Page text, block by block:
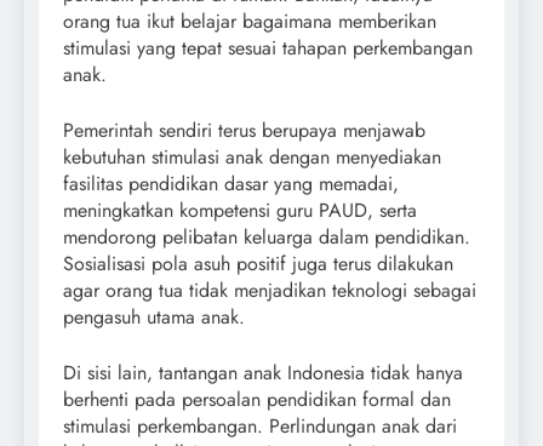
orang tua ikut belajar bagaimana memberikan
stimulasi yang tepat sesuai tahapan perkembangan
anak.
Pemerintah sendiri terus berupaya menjawab
kebutuhan stimulasi anak dengan menyediakan
fasilitas pendidikan dasar yang memadai,
meningkatkan kompetensi guru PAUD, serta
mendorong pelibatan keluarga dalam pendidikan.
Sosialisasi pola asuh positif juga terus dilakukan
agar orang tua tidak menjadikan teknologi sebagai
pengasuh utama anak.
Di sisi lain, tantangan anak Indonesia tidak hanya
berhenti pada persoalan pendidikan formal dan
stimulasi perkembangan. Perlindungan anak dari